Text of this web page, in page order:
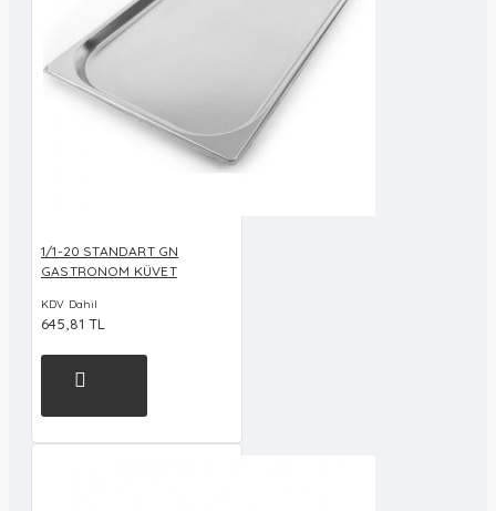
1/1-20 STANDART GN
GASTRONOM KÜVET
KDV Dahil
645,81 TL